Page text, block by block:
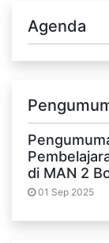
Agenda
di MAN 2
01 Sep 2025